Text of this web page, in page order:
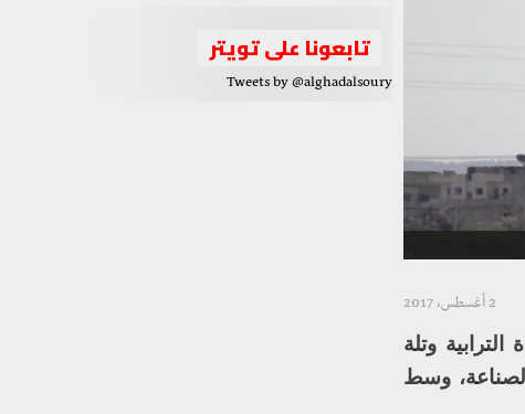
2 أغسطس، 2017
وتلة
وسط
تابعونا على تويتر
Tweets by @alghadalsoury